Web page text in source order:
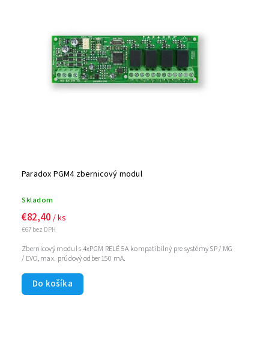
Paradox PGM4 zbernicový modul
Skladom
€67 bez DPH
€82,40 / ks
Do košíka
Zbernicový modul s 4xPGM RELÉ 5A kompatibilný pre systémy SP / MG
/ EVO, max. prúdový odber150 mA.